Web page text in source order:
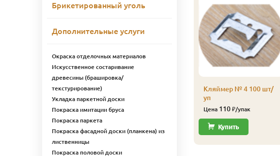
Масло защитное
Кляймер № 4 100 шт/
уп
Цена 110₽/упак
Купить
Брикетированный уголь
Дополнительные услуги
Окраска отделочных материалов
Искусственное состаривание
древесины (брашировка/
текстурирование)
Укладка паркетной доски
Покраска имитации бруса
Покраска паркета
Покраска фасадной доски (планкена) из
лиственницы
Покраска половой доски